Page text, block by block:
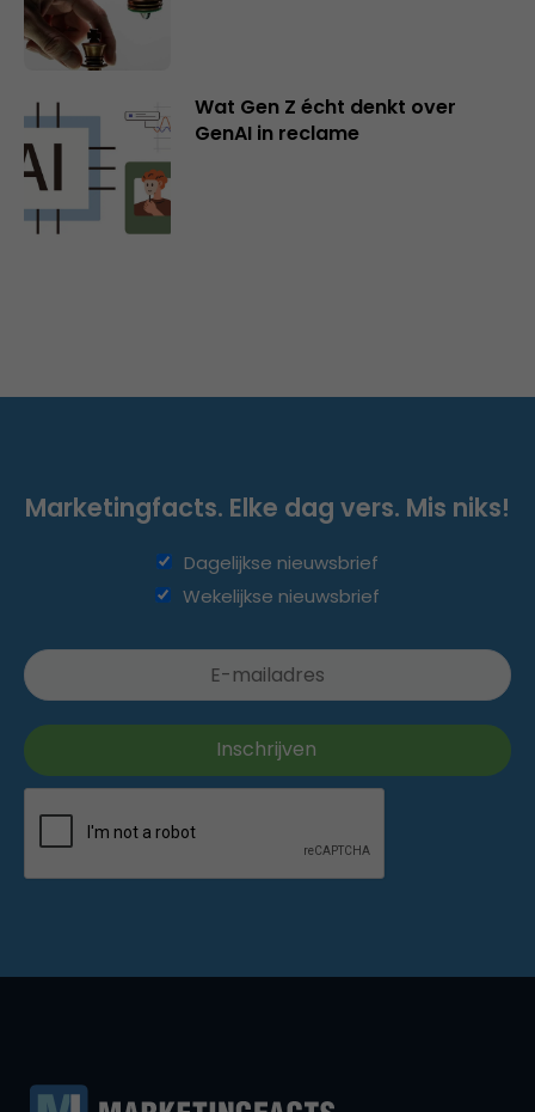
Wat Gen Z écht denkt over
GenAI in reclame
Marketingfacts. Elke dag vers. Mis niks!
Dagelijkse nieuwsbrief
Wekelijkse nieuwsbrief